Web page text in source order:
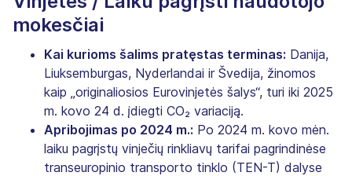
mokesčiai
Kai kurioms šalims pratęstas terminas: Danija,
Liuksemburgas, Nyderlandai ir Švedija, žinomos
kaip „originaliosios Eurovinjetės šalys“, turi iki 2025
m. kovo 24 d. įdiegti CO₂ variaciją.
Apribojimas po 2024 m.: Po 2024 m. kovo mėn.
laiku pagrįstų vinječių rinkliavų tarifai pagrindinėse
transeuropinio transporto tinklo (TEN-T) dalyse